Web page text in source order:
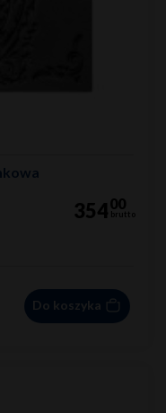
35400
brutto
Do koszyka